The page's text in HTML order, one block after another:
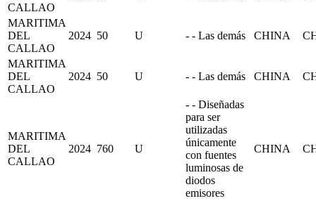
CALLAO
MARITIMA
DEL
CALLAO
2024 50 U - - Las demás CHINA
MARITIMA
DEL
CALLAO
2024 50 U - - Las demás CHINA
MARITIMA
DEL
CALLAO
2024 760 U
- - Diseñadas
para ser
utilizadas
únicamente
con fuentes
luminosas de
diodos
emisores
CHINA